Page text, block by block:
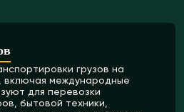
грузов на
включая международные
для перевозки
бытовой техники,